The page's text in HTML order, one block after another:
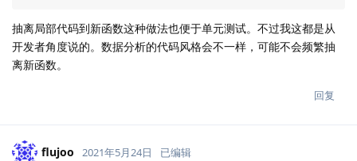
抽离局部代码到新函数这种做法也便于单元测试。不过我这都是从
开发者角度说的。数据分析的代码风格会不一样，可能不会频繁抽
离新函数。
回复
flujoo 2021年5月24日 已编辑